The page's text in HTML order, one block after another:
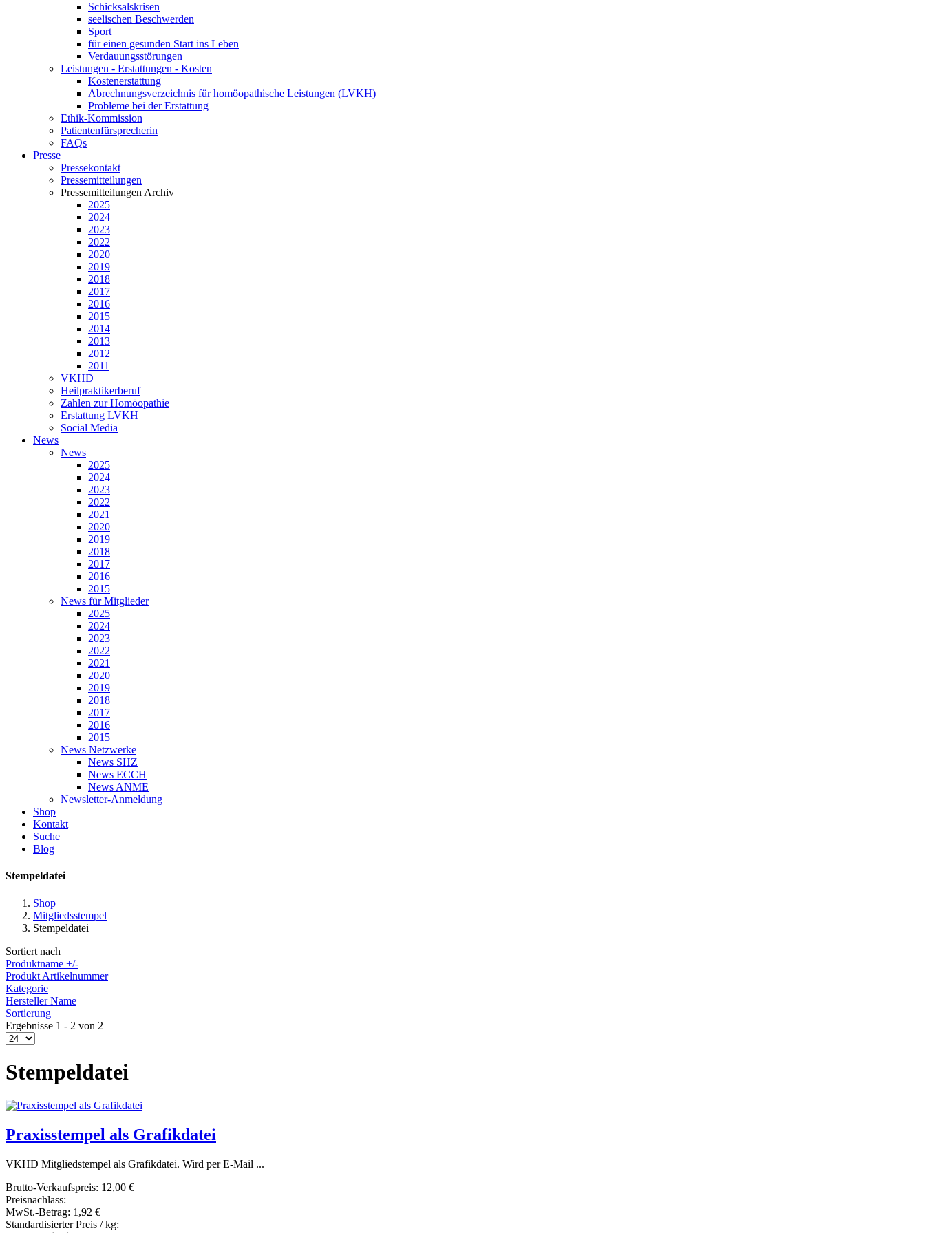
Schicksalskrisen
seelischen Beschwerden
Sport
für einen gesunden Start ins Leben
Verdauungsstörungen
Leistungen - Erstattungen - Kosten
Kostenerstattung
Abrechnungsverzeichnis für homöopathische Leistungen (LVKH)
Probleme bei der Erstattung
Ethik-Kommission
Patientenfürsprecherin
FAQs
Presse
Pressekontakt
Pressemitteilungen
Pressemitteilungen Archiv
2025
2024
2023
2022
2020
2019
2018
2017
2016
2015
2014
2013
2012
2011
VKHD
Heilpraktikerberuf
Zahlen zur Homöopathie
Erstattung LVKH
Social Media
News
News
2025
2024
2023
2022
2021
2020
2019
2018
2017
2016
2015
News für Mitglieder
2025
2024
2023
2022
2021
2020
2019
2018
2017
2016
2015
News Netzwerke
News SHZ
News ECCH
News ANME
Newsletter-Anmeldung
Shop
Kontakt
Suche
Blog
Stempeldatei
Shop
Mitgliedsstempel
Stempeldatei
Sortiert nach
Produktname +/-
Produkt Artikelnummer
Kategorie
Hersteller Name
Sortierung
Ergebnisse 1 - 2 von 2
Stempeldatei
Praxisstempel als Grafikdatei
VKHD Mitgliedstempel als Grafikdatei. Wird per E-Mail ...
Brutto-Verkaufspreis: 12,00 €
Preisnachlass:
MwSt.-Betrag: 1,92 €
Standardisierter Preis / kg: